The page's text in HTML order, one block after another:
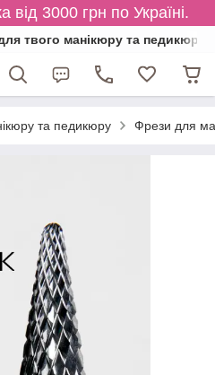
від 3000 грн по Україні.
твого манікюру та педикюру
та педикюру Фрези для